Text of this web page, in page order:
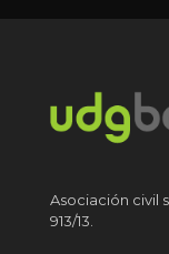
Asociación civil
913/13.